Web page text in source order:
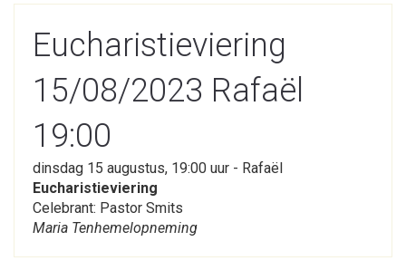
Eucharistieviering
15/08/2023 Rafaël
19:00
dinsdag 15 augustus, 19:00 uur - Rafaël
Eucharistieviering
Celebrant: Pastor Smits
Maria Tenhemelopneming